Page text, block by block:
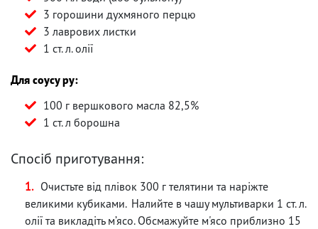
3 горошини духмяного перцю
3 лаврових листки
1 ст. л. олії
Для соусу ру:
100 г вершкового масла 82,5%
1 ст. л борошна
Спосіб приготування:
Очистьте від плівок 300 г телятини та наріжте
великими кубиками. Налийте в чашу мультиварки 1 ст. л.
олії та викладіть м’ясо. Обсмажуйте м'ясо приблизно 15